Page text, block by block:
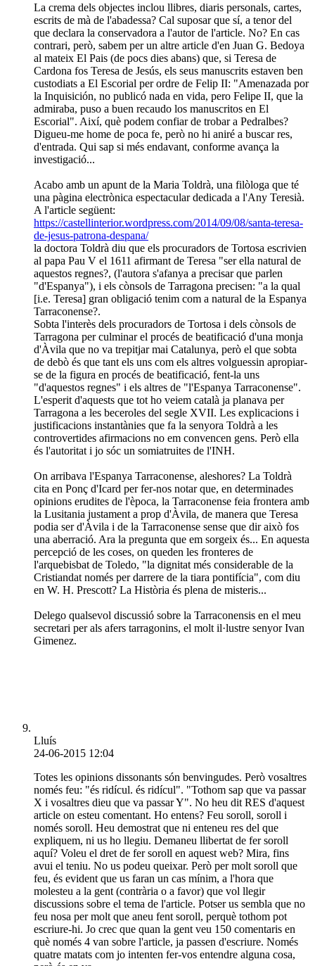
La crema dels objectes inclou llibres, diaris personals, cartes,
escrits de mà de l'abadessa? Cal suposar que sí, a tenor del
que declara la conservadora a l'autor de l'article. No? En cas
contrari, però, sabem per un altre article d'en Juan G. Bedoya
al mateix El Pais (de pocs dies abans) que, si Teresa de
Cardona fos Teresa de Jesús, els seus manuscrits estaven ben
custodiats a El Escorial per ordre de Felip II: "Amenazada por
la Inquisición, no publicó nada en vida, pero Felipe II, que la
admiraba, puso a buen recaudo los manuscritos en El
Escorial". Així, què podem confiar de trobar a Pedralbes?
Digueu-me home de poca fe, però no hi aniré a buscar res,
d'entrada. Qui sap si més endavant, conforme avança la
investigació...
Acabo amb un apunt de la Maria Toldrà, una filòloga que té
una pàgina electrònica espectacular dedicada a l'Any Teresià.
A l'article següent:
https://castellinterior.wordpress.com/2014/09/08/santa-teresa-
de-jesus-patrona-despana/
la doctora Toldrà diu que els procuradors de Tortosa escrivien
al papa Pau V el 1611 afirmant de Teresa "ser ella natural de
aquestos regnes?, (l'autora s'afanya a precisar que parlen
"d'Espanya"), i els cònsols de Tarragona precisen: "a la qual
[i.e. Teresa] gran obligació tenim com a natural de la Espanya
Tarraconense?.
Sobta l'interès dels procuradors de Tortosa i dels cònsols de
Tarragona per culminar el procés de beatificació d'una monja
d'Àvila que no va trepitjar mai Catalunya, però el que sobta
de debò és que tant els uns com els altres volguessin apropiar-
se de la figura en procés de beatificació, fent-la uns
"d'aquestos regnes" i els altres de "l'Espanya Tarraconense".
L'esperit d'aquests que tot ho veiem català ja planava per
Tarragona a les beceroles del segle XVII. Les explicacions i
justificacions instantànies que fa la senyora Toldrà a les
controvertides afirmacions no em convencen gens. Però ella
és l'autoritat i jo sóc un somiatruites de l'INH.
On arribava l'Espanya Tarraconense, aleshores? La Toldrà
cita en Ponç d'Icard per fer-nos notar que, en determinades
opinions erudites de l'època, la Tarraconense feia frontera amb
la Lusitania justament a prop d'Àvila, de manera que Teresa
podia ser d'Àvila i de la Tarraconense sense que dir això fos
una aberració. Ara la pregunta que em sorgeix és... En aquesta
percepció de les coses, on queden les fronteres de
l'arquebisbat de Toledo, "la dignitat més considerable de la
Cristiandat només per darrere de la tiara pontifícia", com diu
en W. H. Prescott? La Història és plena de misteris...
Delego qualsevol discussió sobre la Tarraconensis en el meu
secretari per als afers tarragonins, el molt il·lustre senyor Ivan
Gimenez.
Lluís
24-06-2015 12:04
Totes les opinions dissonants són benvingudes. Però vosaltres
només feu: "és ridícul. és ridícul". "Tothom sap que va passar
X i vosaltres dieu que va passar Y". No heu dit RES d'aquest
article on esteu comentant. Ho entens? Feu soroll, soroll i
només soroll. Heu demostrat que ni enteneu res del que
expliquem, ni us ho llegiu. Demaneu llibertat de fer soroll
aquí? Voleu el dret de fer soroll en aquest web? Mira, fins
avui el teniu. No us podeu queixar. Però per molt soroll que
feu, és evident que us faran un cas mínim, a l'hora que
molesteu a la gent (contrària o a favor) que vol llegir
discussions sobre el tema de l'article. Potser us sembla que no
feu nosa per molt que aneu fent soroll, perquè tothom pot
escriure-hi. Jo crec que quan la gent veu 150 comentaris en
què només 4 van sobre l'article, ja passen d'escriure. Només
quatre matats com jo intenten fer-vos entendre alguna cosa,